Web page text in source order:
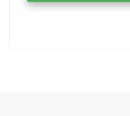
KUTUZOVV